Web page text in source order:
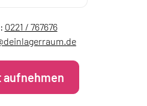
0221 / 767676
aufnehmen